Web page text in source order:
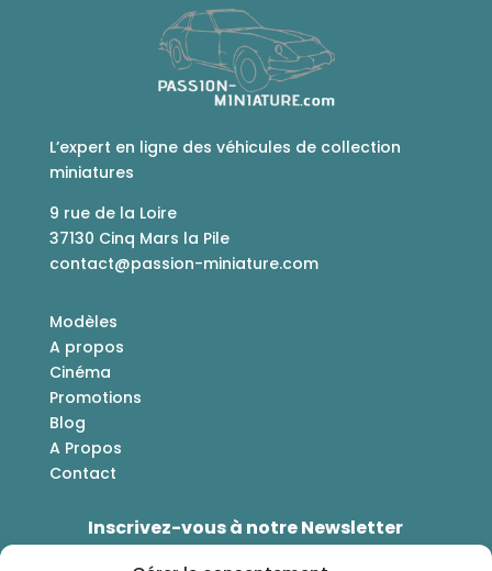
L’expert en ligne des véhicules de collection
miniatures
9 rue de la Loire
37130 Cinq Mars la Pile
contact@passion-miniature.com
Modèles
A propos
Cinéma
Promotions
Blog
A Propos
Contact
Inscrivez-vous à notre Newsletter